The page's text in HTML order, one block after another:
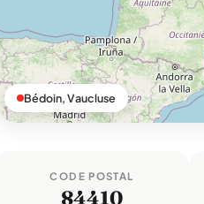
Bédoin, Vaucluse
CODE POSTAL
84410